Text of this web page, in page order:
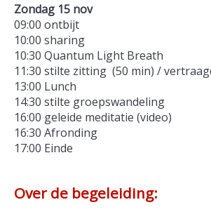
Zondag 15 nov
09:00 ontbijt
10:00 sharing
10:30 Quantum Light Breath
11:30 stilte zitting (50 min) /
13:00 Lunch
14:30 stilte groepswandeling
16:00 geleide meditatie (video)
16:30 Afronding
17:00 Einde
Over de begeleiding: